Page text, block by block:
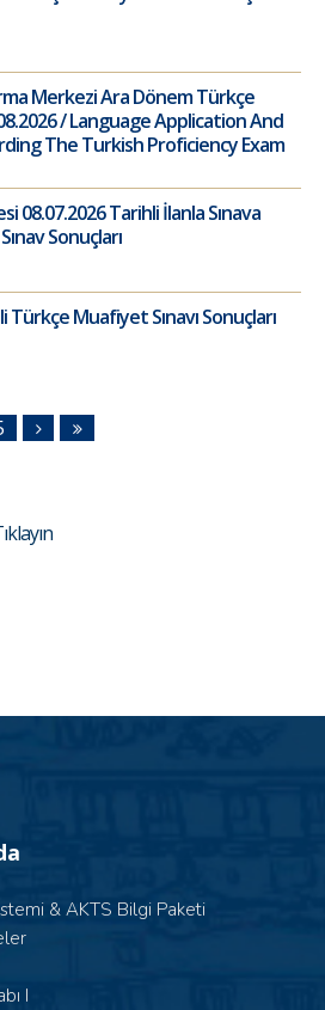
Merkezi Ara Dönem Türkçe
/ Language Application And
The Turkish Proficiency Exam
08.07.2026 Tarihli İlanla Sınava
Sonuçları
Türkçe Muafiyet Sınavı Sonuçları
& AKTS Bilgi Paketi
I